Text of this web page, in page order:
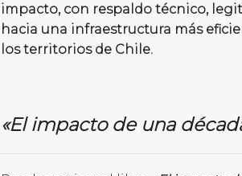
impacto, con respaldo técnico,
hacia una infraestructura más
los territorios de Chile.
«El impacto de una